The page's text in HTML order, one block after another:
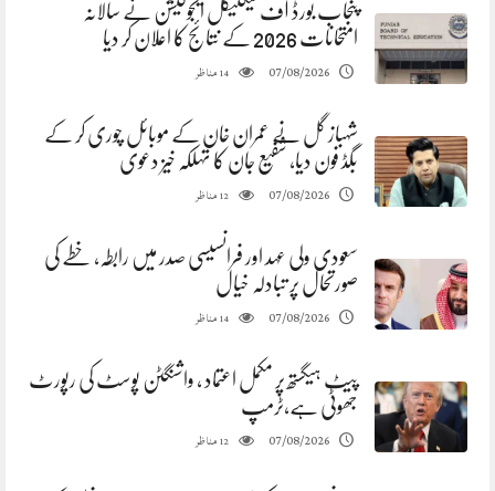
پنجاب بورڈ آف ٹیکنیکل ایجوکیشن نے سالانہ
امتحانات 2026 کے نتائج کا اعلان کر دیا
07/08/2026
14مناظر
شہباز گل نے عمران خان کے موبائل چوری کر کے
بگڈ فون دیا، شفیع جان کا تہلکہ خیز دعوی
07/08/2026
12مناظر
سعودی ولی عہد اور فرانسیسی صدر میں رابطہ، خطے کی
صورتحال پر تبادلہ خیال
07/08/2026
14مناظر
پیٹ ہیگستھ پر مکمل اعتماد ، واشنگٹن پوسٹ کی رپورٹ
جھوٹی ہے،ٹرمپ
07/08/2026
12مناظر